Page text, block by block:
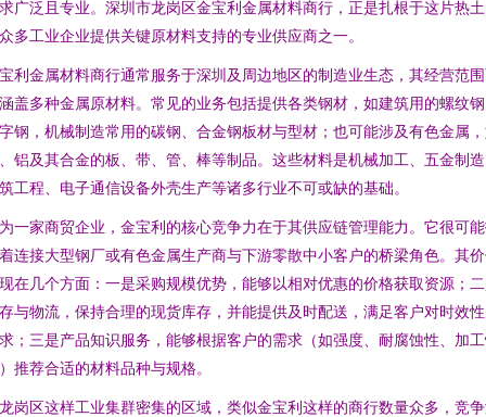
广泛且专业。深圳市龙岗区金宝利金属材料商行，正是扎根于这片热
多工业企业提供关键原材料支持的专业供应商之一。
利金属材料商行通常服务于深圳及周边地区的制造业生态，其经营范
盖多种金属原材料。常见的业务包括提供各类钢材，如建筑用的螺纹
钢，机械制造常用的碳钢、合金钢板材与型材；也可能涉及有色金属
铝及其合金的板、带、管、棒等制品。这些材料是机械加工、五金制
工程、电子通信设备外壳生产等诸多行业不可或缺的基础。
一家商贸企业，金宝利的核心竞争力在于其供应链管理能力。它很可
连接大型钢厂或有色金属生产商与下游零散中小客户的桥梁角色。其
在几个方面：一是采购规模优势，能够以相对优惠的价格获取资源；
与物流，保持合理的现货库存，并能提供及时配送，满足客户对时效
；三是产品知识服务，能够根据客户的需求（如强度、耐腐蚀性、加
推荐合适的材料品种与规格。
岗区这样工业集群密集的区域，类似金宝利这样的商行数量众多，竞